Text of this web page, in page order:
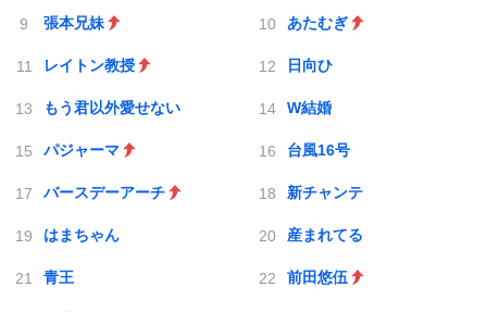
張本兄妹 あたむぎ
レイトン教授 日向ひ
もう君以外愛せない W結婚
パジャーマ 台風16号
バースデーアーチ 新チャンテ
はまちゃん 産まれてる
青王 前田悠伍